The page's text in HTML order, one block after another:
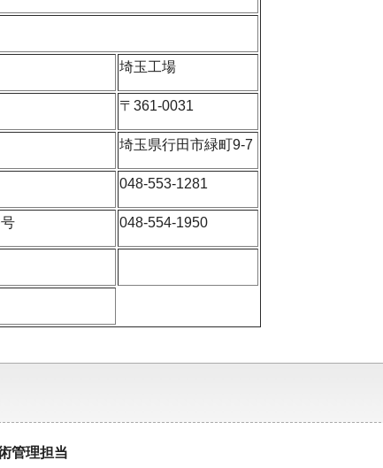
埼玉工場
〒361-0031
埼玉県行田市緑町9-7
048-553-1281
048-554-1950
管理担当